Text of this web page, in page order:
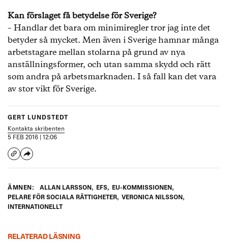
Kan förslaget få betydelse för Sverige?
– Handlar det bara om minimiregler tror jag inte det
betyder så mycket. Men även i Sverige hamnar många
arbetstagare mellan stolarna på grund av nya
anställningsformer, och utan samma skydd och rätt
som andra på arbetsmarknaden. I så fall kan det vara
av stor vikt för Sverige.
GERT LUNDSTEDT
Kontakta skribenten
5 FEB 2016 | 12:06
ÄMNEN: ALLAN LARSSON, EFS, EU-KOMMISSIONEN,
PELARE FÖR SOCIALA RÄTTIGHETER, VERONICA NILSSON,
INTERNATIONELLT
RELATERAD LÄSNING